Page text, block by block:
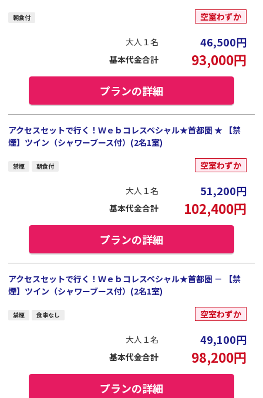
朝食付 空室わずか
大人１名 46,500円
基本代金合計 93,000円
プランの詳細
アクセスセットで行く！Ｗｅｂコレスペシャル★首都圏 ★ 【禁
煙】ツイン（シャワーブース付）(2名1室)
禁煙 朝食付 空室わずか
大人１名 51,200円
基本代金合計 102,400円
プランの詳細
アクセスセットで行く！Ｗｅｂコレスペシャル★首都圏 － 【禁
煙】ツイン（シャワーブース付）(2名1室)
禁煙 食事なし 空室わずか
大人１名 49,100円
基本代金合計 98,200円
プランの詳細